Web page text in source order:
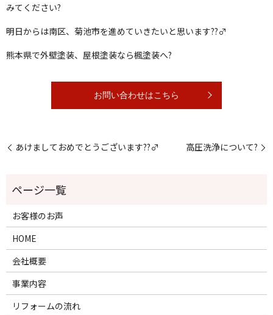
みてください?
明日からは南区、菊池市を進めていきたいと思います??‍♂️
熊本県で外壁塗装、屋根塗装なら楓塗装へ?
お問い合わせはこちら
あけましておめでとうございます??‍♂️ 高圧洗浄について?
お客様のお声
HOME
会社概要
事業内容
リフォームの流れ